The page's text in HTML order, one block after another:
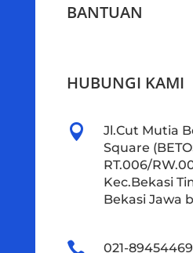
BANTUAN
HUBUNGI KAMI

Jl.Cut Mutia
Square
RT.006/
Kec.Bekasi
Bekasi Jawa
 021-89454469